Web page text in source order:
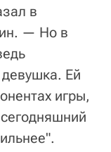
в
— Но в
Ей
игры,